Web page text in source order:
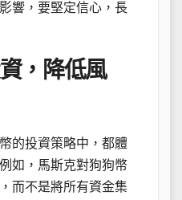
響，要堅定信心，長
，降低風
的投資策略中，都體
如，馬斯克對狗狗幣
而不是將所有資金集